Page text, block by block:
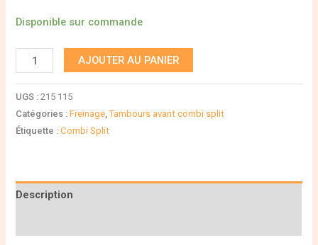
Disponible sur commande
AJOUTER AU PANIER
UGS :215 115
Catégories :Freinage,Tambours avant combi split
Étiquette :Combi Split
Description